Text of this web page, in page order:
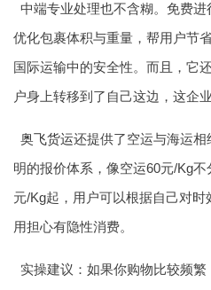
中端专业处理也不含糊。免费
优化包裹体积与重量，帮用户节
国际运输中的安全性。而且，它
户身上转移到了自己这边，这企
奥飞货运还提供了空运与海运
明的报价体系，像空运60元/Kg
元/Kg起，用户可以根据自己对
用担心有隐性消费。
实操建议：如果你购物比较频